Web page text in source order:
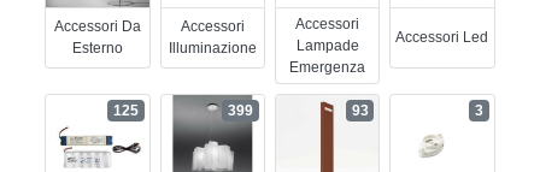
Accessori Da
Esterno
Accessori
Illuminazione
Accessori
Lampade
Emergenza
Accessori Led
125 399 93 3